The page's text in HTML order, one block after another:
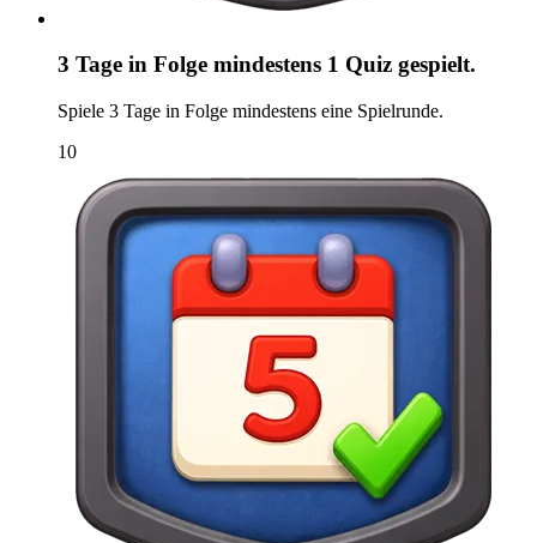
3 Tage in Folge mindestens 1 Quiz gespielt.
Spiele 3 Tage in Folge mindestens eine Spielrunde.
10